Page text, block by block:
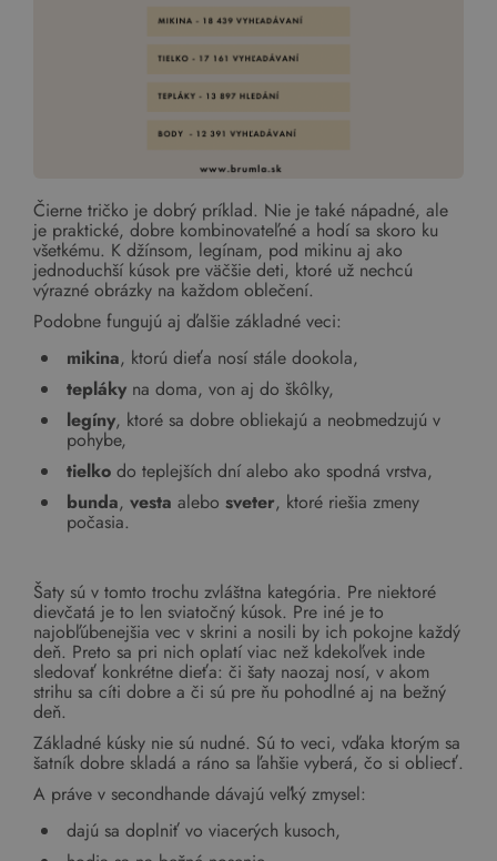
Čierne tričko je dobrý príklad. Nie je také nápadné, ale
je praktické, dobre kombinovateľné a hodí sa skoro ku
všetkému. K džínsom, legínam, pod mikinu aj ako
jednoduchší kúsok pre väčšie deti, ktoré už nechcú
výrazné obrázky na každom oblečení.
Podobne fungujú aj ďalšie základné veci:
mikina, ktorú dieťa nosí stále dookola,
tepláky na doma, von aj do škôlky,
legíny, ktoré sa dobre obliekajú a neobmedzujú v
pohybe,
tielko do teplejších dní alebo ako spodná vrstva,
bunda, vesta alebo sveter, ktoré riešia zmeny
počasia.
Šaty sú v tomto trochu zvláštna kategória. Pre niektoré
dievčatá je to len sviatočný kúsok. Pre iné je to
najobľúbenejšia vec v skrini a nosili by ich pokojne každý
deň. Preto sa pri nich oplatí viac než kdekoľvek inde
sledovať konkrétne dieťa: či šaty naozaj nosí, v akom
strihu sa cíti dobre a či sú pre ňu pohodlné aj na bežný
deň.
Základné kúsky nie sú nudné. Sú to veci, vďaka ktorým sa
šatník dobre skladá a ráno sa ľahšie vyberá, čo si obliecť.
A práve v secondhande dávajú veľký zmysel:
dajú sa doplniť vo viacerých kusoch,